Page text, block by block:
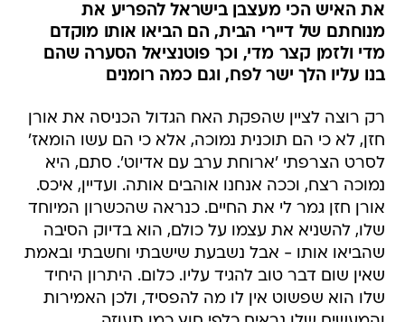
את האיש הכי מעצבן בישראל להפריע את
מנוחתם של דיירי הבית, הם הביאו אותו מוקדם
מדי ולזמן קצר מדי, וכך פוטנציאל הסערה שהם
בנו עליו הלך ישר לפח, וגם כמה רומנים
רק רוצה לציין שהפקת האח הגדול הכניסה את אורן
חזן, לא כי הם תוכנית נמוכה, אלא כי הם עשו הומאז'
לסרט הצרפתי 'ארוחת ערב עם אדיוט'. סתם, היא
נמוכה רצח, וככה אנחנו אוהבים אותה. ועדיין, איכס.
אורן חזן גמר לי את החיים. כנראה שהכשרון המיוחד
שלו, להשניא את עצמו על כולם, הוא בדיוק הסיבה
שהביאו אותו - אבל נשבעת שישבתי וחשבתי ובאמת
שאין שום דבר טוב להגיד עליו. כלום. היתרון היחיד
שלו הוא שפשוט אין לו מה להפסיד, ולכן האמירות